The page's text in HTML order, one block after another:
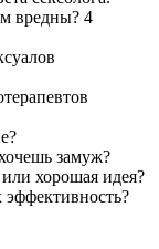
вредны? 4
замуж?
хорошая идея?
эффективность?